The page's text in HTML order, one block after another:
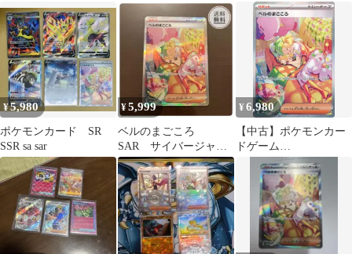
ージャッジ ポケカ
サポート
ルのまごころ 他
¥5,980
ポケモンカード SR
SSR sa sar
¥5,999
ベルのまごころ
SAR サイバージャッ
ジ 097/071
¥6,980
【中古】ポケモンカー
ドゲーム
097/071[SAR]：(キラ)
ベルのまごころ